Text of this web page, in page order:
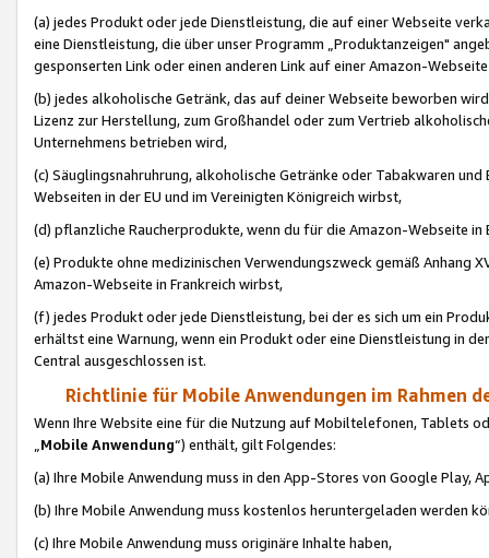
(a) jedes Produkt oder jede Dienstleistung, die auf einer Webseite
eine Dienstleistung, die über unser Programm „Produktanzeigen"
gesponserten Link oder einen anderen Link auf einer Amazon-
(b) jedes alkoholische Getränk, das auf deiner Webseite beworben
Lizenz zur Herstellung, zum Großhandel oder zum Vertrieb
Unternehmens betrieben wird,
(c) Säuglingsnahruhrung, alkoholische Getränke oder Tabakwaren
Webseiten in der EU und im Vereinigten Königreich wirbst,
(d) pflanzliche Raucherprodukte, wenn du für die Amazon-Webseite in
(e) Produkte ohne medizinischen Verwendungszweck gemäß Anhang
Amazon-Webseite in Frankreich wirbst,
(f) jedes Produkt oder jede Dienstleistung, bei der es sich um ein
erhältst eine Warnung, wenn ein Produkt oder eine Dienstleistung in
Central ausgeschlossen ist.
Richtlinie für Mobile Anwendungen im Rahmen
Wenn Ihre Website eine für die Nutzung auf Mobiltelefonen, Tablets
„Mobile Anwendung“) enthält, gilt Folgendes:
(a) Ihre Mobile Anwendung muss in den App-Stores von Google Play,
(b) Ihre Mobile Anwendung muss kostenlos heruntergeladen werden
(c) Ihre Mobile Anwendung muss originäre Inhalte haben,